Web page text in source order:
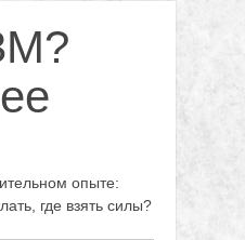
опыте:
где взять силы?